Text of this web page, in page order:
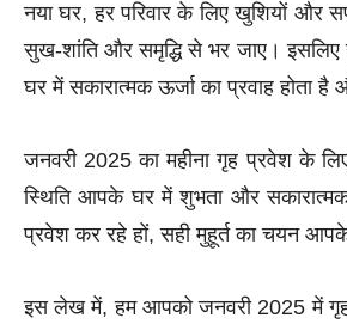
नया घर, हर परिवार के लिए खुशियों और
सुख-शांति और समृद्धि से भर जाए।
घर में सकारात्मक ऊर्जा का प्रवाह होता
जनवरी 2025 का महीना गृह प्रवेश के
स्थिति आपके घर में शुभता और
प्रवेश कर रहे हों, सही मुहूर्त का चयन आपके
इस लेख में, हम आपको जनवरी 2025 में गृह